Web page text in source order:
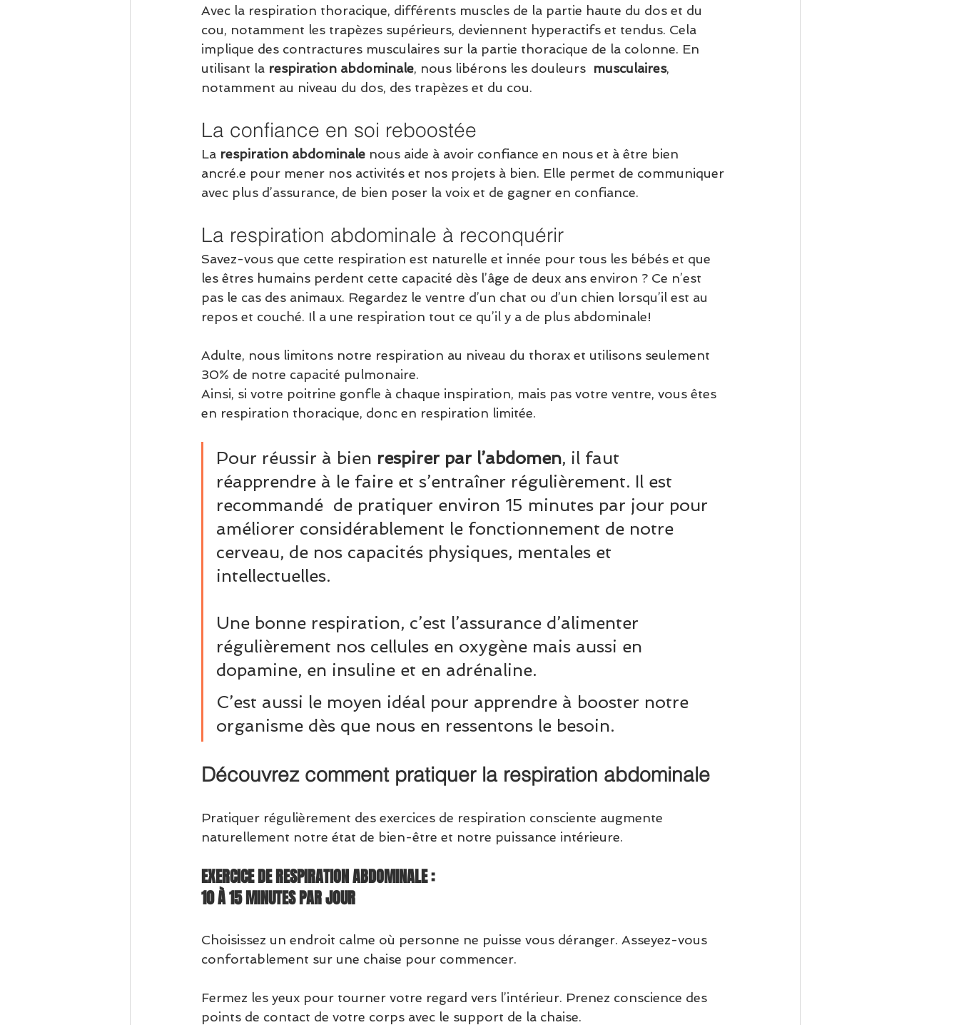
Avec la respiration thoracique, différents muscles de la partie haute du dos et du
cou, notamment les trapèzes supérieurs, deviennent hyperactifs et tendus. Cela
implique des contractures musculaires sur la partie thoracique de la colonne. En
utilisant la respiration abdominale, nous libérons les douleurs musculaires,
notamment au niveau du dos, des trapèzes et du cou.
La confiance en soi reboostée
La respiration abdominale nous aide à avoir confiance en nous et à être bien
ancré.e pour mener nos activités et nos projets à bien. Elle permet de communiquer
avec plus d’assurance, de bien poser la voix et de gagner en confiance.
La respiration abdominale à reconquérir
Savez-vous que cette respiration est naturelle et innée pour tous les bébés et que
les êtres humains perdent cette capacité dès l’âge de deux ans environ ? Ce n’est
pas le cas des animaux. Regardez le ventre d’un chat ou d’un chien lorsqu’il est au
repos et couché. Il a une respiration tout ce qu’il y a de plus abdominale!
Adulte, nous limitons notre respiration au niveau du thorax et utilisons seulement
30% de notre capacité pulmonaire.
Ainsi, si votre poitrine gonfle à chaque inspiration, mais pas votre ventre, vous êtes
en respiration thoracique, donc en respiration limitée.
Pour réussir à bien respirer par l’abdomen, il faut
réapprendre à le faire et s’entraîner régulièrement. Il est
recommandé  de pratiquer environ 15 minutes par jour pour
améliorer considérablement le fonctionnement de notre
cerveau, de nos capacités physiques, mentales et
intellectuelles.
Une bonne respiration, c’est l’assurance d’alimenter
régulièrement nos cellules en oxygène mais aussi en
dopamine, en insuline et en adrénaline.
C’est aussi le moyen idéal pour apprendre à booster notre
organisme dès que nous en ressentons le besoin.
Découvrez comment pratiquer la respiration abdominale
Pratiquer régulièrement des exercices de respiration consciente augmente
naturellement notre état de bien-être et notre puissance intérieure.
EXERCICE DE RESPIRATION ABDOMINALE :
10 À 15 MINUTES PAR JOUR
Choisissez un endroit calme où personne ne puisse vous déranger. Asseyez-vous
confortablement sur une chaise pour commencer.
Fermez les yeux pour tourner votre regard vers l’intérieur. Prenez conscience des
points de contact de votre corps avec le support de la chaise.